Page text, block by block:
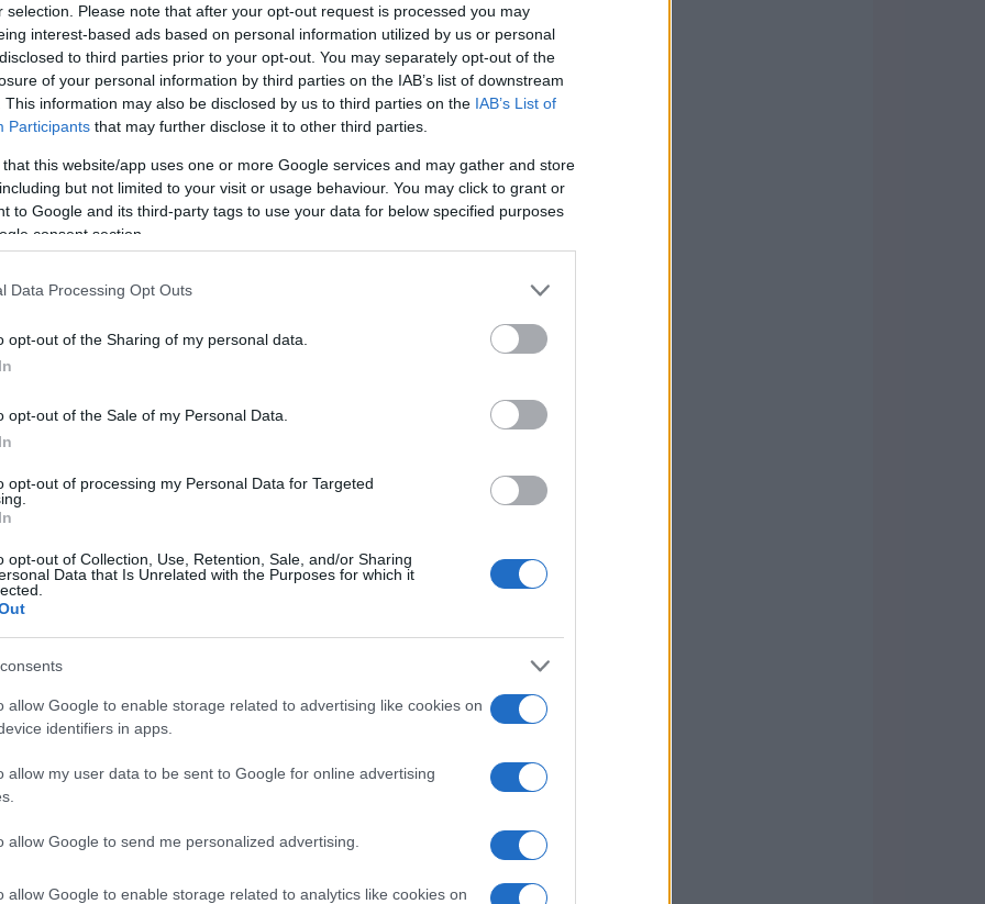
selection. Please note that after your opt-out request is processed you may
interest-based ads based on personal information utilized by us or personal
to third parties prior to your opt-out. You may separately opt-out of the
of your personal information by third parties on the IAB’s list of downstream
This information may also be disclosed by us to third parties on the IAB’s List of
Participants that may further disclose it to other third parties.
that this website/app uses one or more Google services and may gather and store
but not limited to your visit or usage behaviour. You may click to grant or
to Google and its third-party tags to use your data for below specified purposes
consent section.
Data Processing Opt Outs
opt-out of the Sharing of my personal data.
opt-out of the Sale of my Personal Data.
opt-out of processing my Personal Data for Targeted
opt-out of Collection, Use, Retention, Sale, and/or Sharing
Data that Is Unrelated with the Purposes for which it
allow Google to enable storage related to advertising like cookies on
identifiers in apps.
allow my user data to be sent to Google for online advertising
allow Google to send me personalized advertising.
allow Google to enable storage related to analytics like cookies on
vincente
d’ordine è
Questi tessuti non solo sono freschi e
sostenibilità e artigianalità. Indossare capi
must-have, e la Toscana è il
indossare un abito realizzato a mano,
Oppure una maglia traforata che lascia
estive? Ogni singolo dettaglio, dalla borsa in
un look che parla di eleganza e libertà.
raccontano la tua personalità, come
gioielli delicati che brillano al tramonto. Sei
toscana
sotto un pergolato, il primo outfit da